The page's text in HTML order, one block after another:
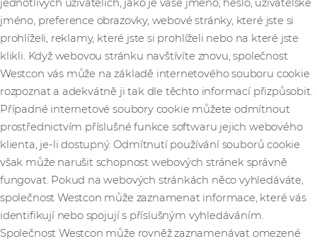
jednotlivých uživatelích, jako je vaše jméno, heslo, uživatelské
jméno, preference obrazovky, webové stránky, které jste si
prohlíželi, reklamy, které jste si prohlíželi nebo na které jste
klikli. Když webovou stránku navštívíte znovu, společnost
Westcon vás může na základě internetového souboru cookie
rozpoznat a adekvátně ji tak dle těchto informací přizpůsobit.
Případné internetové soubory cookie můžete odmítnout
prostřednictvím příslušné funkce softwaru jejich webového
klienta, je-li dostupný. Odmítnutí používání souborů cookie
však může narušit schopnost webových stránek správně
fungovat. Pokud na webových stránkách něco vyhledáváte,
společnost Westcon může zaznamenat informace, které vás
identifikují nebo spojují s příslušným vyhledáváním.
Společnost Westcon může rovněž zaznamenávat omezené